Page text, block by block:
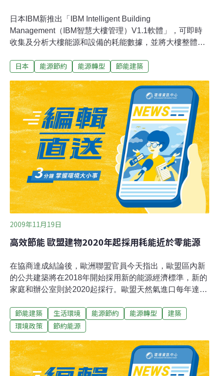
日本IBM新推出「IBM Intelligent Building
Management（IBM智慧大樓管理）V1.1軟體」，可即時
收集及分析大樓能源和設備的耗能數據，並將大樓整體能
推廣對象為擁有多家工廠或大樓的企業，以及管理多數公
明、排氣口等處的感應器及既有的大樓管理系統等，收集
大樓的能源及設備運用的數據，並將其顯示在整體畫面
上。其分析功能檢測到異常現象後，便會依據事先設定好
的規則下達作業指示。由於該軟體可匯集好幾棟大樓的數
據並進行比較和分析，故可讓大樓整體消耗的能源和資產
的使用效率達到最佳狀態。在管理能源方面，藉由收集的
數據讓能源成本、使用量、二氧化碳排出量等狀況透明
化，並可針對不同的場所及組織分析其使用的能源狀況，
以便快速地找出改善之道。至於設備管理的方式並非採用
傳統的定期保固，而是依據
日本 能源節約 能源轉型 節能建築
2009年11月19日
高效節能 歐盟建物2020年起採用耗能近於零能源
在協商達成結論後，歐洲聯盟官員今天指出，歐盟區內新
的公共建築將在2018年開始採用新的能源經濟標準，新的
家庭和辦公室則於2020起採行。歐盟天然氣進口每年達數
生重大且長期的影響。代表瑞典協助談判達成協議的培爾
松（Anette Persson）表示：「在能源效率上這是一個重
示：「2018年後所有公共建築的建造必須使用耗能幾近於
零的能源，這個標準也將應用在2020年後建造的所有新建
築物，包括所有的家庭、辦公室、學校等。」
節能建築 生活環境 能源節約 能源轉型
建築
環境政策
節約能源